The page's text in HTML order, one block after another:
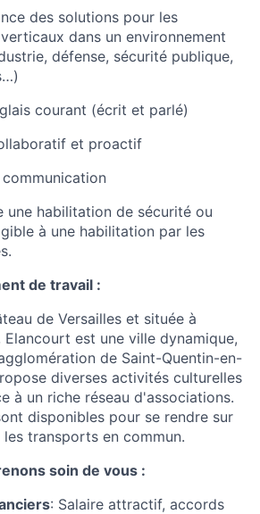
des solutions pour les
dans un environnement
défense, sécurité publique,
courant (écrit et parlé)
et proactif
une habilitation de sécurité ou
à une habilitation par les
de travail :
de Versailles et située à
est une ville dynamique,
de Saint-Quentin-en-
diverses activités culturelles
à un riche réseau d'associations.
disponibles pour se rendre sur
transports en commun.
soin de vous :
: Salaire attractif, accords